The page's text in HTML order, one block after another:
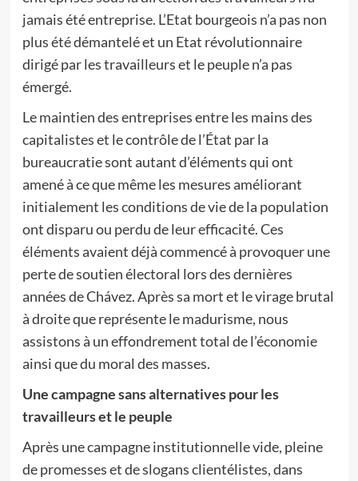
jamais été entreprise. L’Etat bourgeois n’a pas non
plus été démantelé et un Etat révolutionnaire
dirigé par les travailleurs et le peuple n’a pas
émergé.
Le maintien des entreprises entre les mains des
capitalistes et le contrôle de l’État par la
bureaucratie sont autant d’éléments qui ont
amené à ce que même les mesures améliorant
initialement les conditions de vie de la population
ont disparu ou perdu de leur efficacité. Ces
éléments avaient déjà commencé à provoquer une
perte de soutien électoral lors des dernières
années de Chávez. Après sa mort et le virage brutal
à droite que représente le madurisme, nous
assistons à un effondrement total de l’économie
ainsi que du moral des masses.
Une campagne sans alternatives pour les
travailleurs et le peuple
Après une campagne institutionnelle vide, pleine
de promesses et de slogans clientélistes, dans